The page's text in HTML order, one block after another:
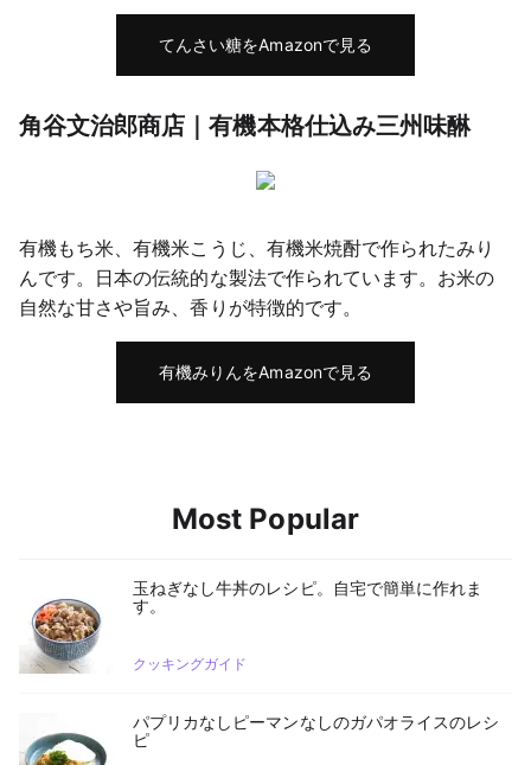
てんさい糖をAmazonで見る
角谷文治郎商店｜有機本格仕込み三州味醂
有機もち米、有機米こうじ、有機米焼酎で作られたみり
んです。日本の伝統的な製法で作られています。お米の
自然な甘さや旨み、香りが特徴的です。
有機みりんをAmazonで見る
Most Popular
玉ねぎなし牛丼のレシピ。自宅で簡単に作れま
す。
クッキングガイド
パプリカなしピーマンなしのガパオライスのレシ
ピ